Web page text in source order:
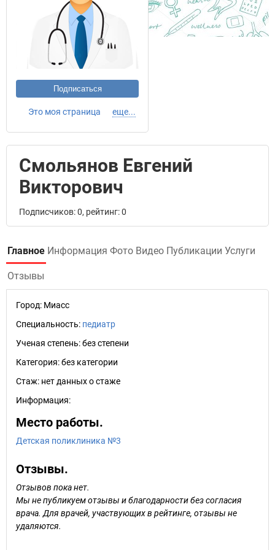
Подписаться
Это моя страница еще...
Смольянов Евгений
Викторович
Подписчиков: 0, рейтинг: 0
Главное Информация Фото Видео Публикации Услуги
Отзывы
Город: Миасс
Специальность: педиатр
Ученая степень:без степени
Категория:без категории
Стаж: нет данных о стаже
Информация:
Место работы.
Детская поликлиника №3
Отзывы.
Отзывов пока нет.
Мы не публикуем отзывы и благодарности без согласия
врача. Для врачей, участвующих в рейтинге, отзывы не
удаляются.